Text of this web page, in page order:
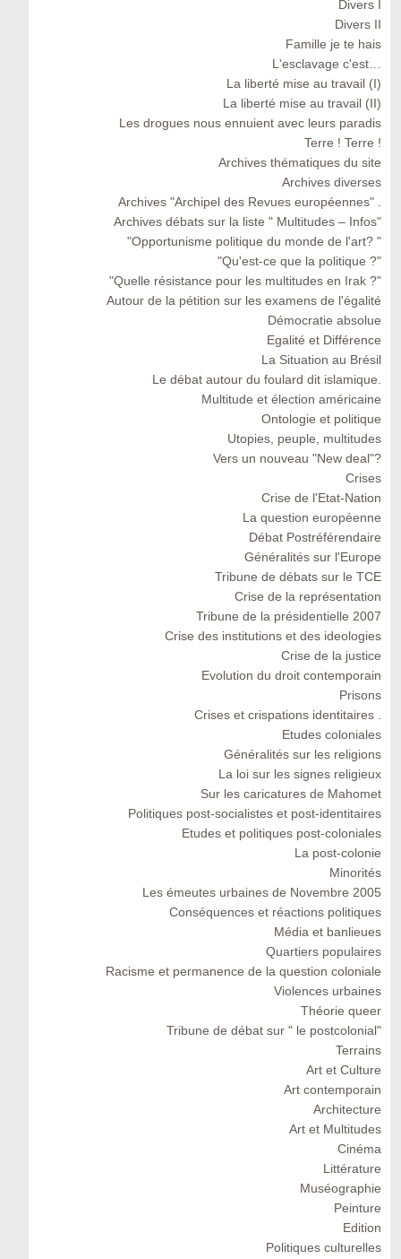
Divers I
Divers II
Famille je te hais
L'esclavage c'est…
La liberté mise au travail (I)
La liberté mise au travail (II)
Les drogues nous ennuient avec leurs paradis
Terre ! Terre !
Archives thématiques du site
Archives diverses
Archives "Archipel des Revues européennes" .
Archives débats sur la liste " Multitudes – Infos"
"Opportunisme politique du monde de l'art? "
"Qu'est-ce que la politique ?"
"Quelle résistance pour les multitudes en Irak ?"
Autour de la pétition sur les examens de l'égalité
Démocratie absolue
Egalité et Différence
La Situation au Brésil
Le débat autour du foulard dit islamique.
Multitude et élection américaine
Ontologie et politique
Utopies, peuple, multitudes
Vers un nouveau "New deal"?
Crises
Crise de l'Etat-Nation
La question européenne
Débat Postréférendaire
Généralités sur l'Europe
Tribune de débats sur le TCE
Crise de la représentation
Tribune de la présidentielle 2007
Crise des institutions et des ideologies
Crise de la justice
Evolution du droit contemporain
Prisons
Crises et crispations identitaires .
Etudes coloniales
Généralités sur les religions
La loi sur les signes religieux
Sur les caricatures de Mahomet
Politiques post-socialistes et post-identitaires
Etudes et politiques post-coloniales
La post-colonie
Minorités
Les émeutes urbaines de Novembre 2005
Conséquences et réactions politiques
Média et banlieues
Quartiers populaires
Racisme et permanence de la question coloniale
Violences urbaines
Théorie queer
Tribune de débat sur " le postcolonial"
Terrains
Art et Culture
Art contemporain
Architecture
Art et Multitudes
Cinéma
Littérature
Muséographie
Peinture
Edition
Politiques culturelles